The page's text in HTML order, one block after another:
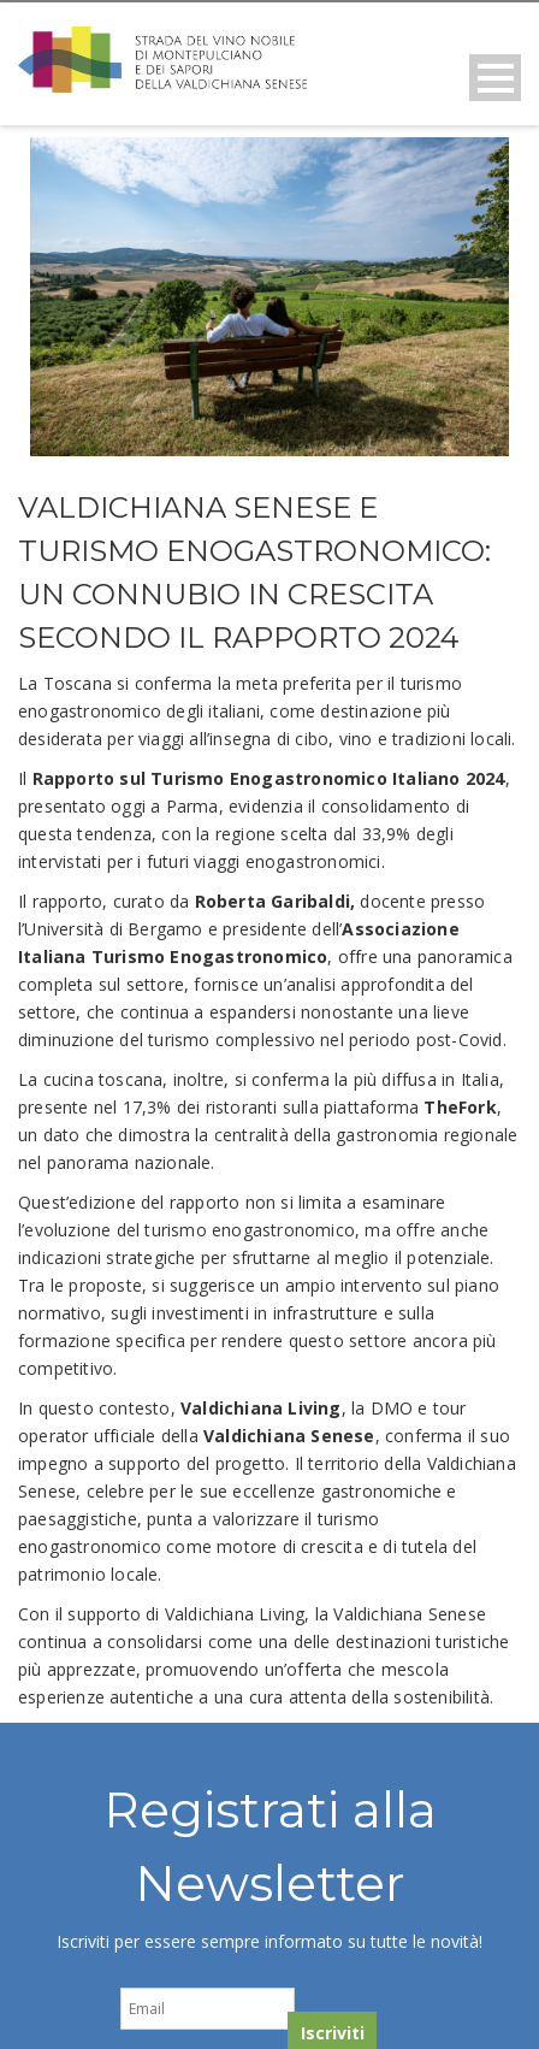
VALDICHIANA SENESE E
TURISMO ENOGASTRONOMICO:
UN CONNUBIO IN CRESCITA
SECONDO IL RAPPORTO 2024
La Toscana si conferma la meta preferita per il turismo
enogastronomico degli italiani, come destinazione più
desiderata per viaggi all’insegna di cibo, vino e tradizioni locali.
Il Rapporto sul Turismo Enogastronomico Italiano 2024,
presentato oggi a Parma, evidenzia il consolidamento di
questa tendenza, con la regione scelta dal 33,9% degli
intervistati per i futuri viaggi enogastronomici.
Il rapporto, curato da Roberta Garibaldi, docente presso
l’Università di Bergamo e presidente dell’Associazione
Italiana Turismo Enogastronomico, offre una panoramica
completa sul settore, fornisce un’analisi approfondita del
settore, che continua a espandersi nonostante una lieve
diminuzione del turismo complessivo nel periodo post-Covid.
La cucina toscana, inoltre, si conferma la più diffusa in Italia,
presente nel 17,3% dei ristoranti sulla piattaforma TheFork,
un dato che dimostra la centralità della gastronomia regionale
nel panorama nazionale.
Quest’edizione del rapporto non si limita a esaminare
l’evoluzione del turismo enogastronomico, ma offre anche
indicazioni strategiche per sfruttarne al meglio il potenziale.
Tra le proposte, si suggerisce un ampio intervento sul piano
normativo, sugli investimenti in infrastrutture e sulla
formazione specifica per rendere questo settore ancora più
competitivo.
In questo contesto, Valdichiana Living, la DMO e tour
operator ufficiale della Valdichiana Senese, conferma il suo
impegno a supporto del progetto. Il territorio della Valdichiana
Senese, celebre per le sue eccellenze gastronomiche e
paesaggistiche, punta a valorizzare il turismo
enogastronomico come motore di crescita e di tutela del
patrimonio locale.
Con il supporto di Valdichiana Living, la Valdichiana Senese
continua a consolidarsi come una delle destinazioni turistiche
più apprezzate, promuovendo un’offerta che mescola
esperienze autentiche a una cura attenta della sostenibilità.
Registrati alla
Newsletter
Iscriviti per essere sempre informato su tutte le novità!